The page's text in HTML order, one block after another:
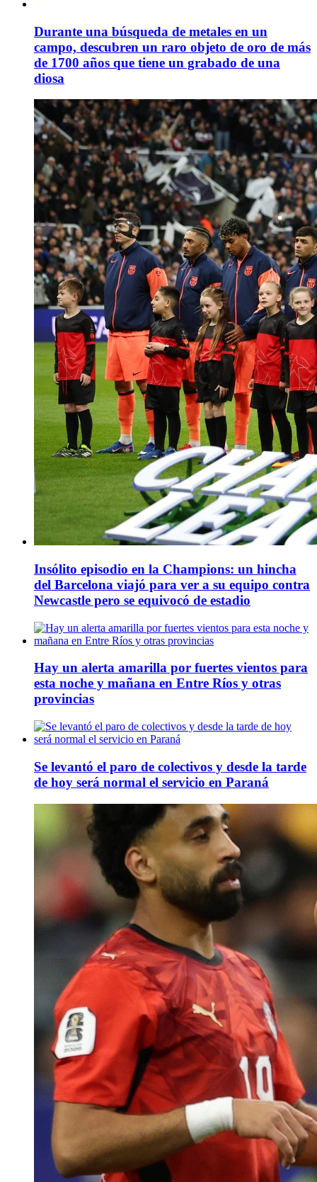
Durante una búsqueda de metales en un
campo, descubren un raro objeto de oro de más
de 1700 años que tiene un grabado de una
diosa
Insólito episodio en la Champions: un hincha
del Barcelona viajó para ver a su equipo contra
Newcastle pero se equivocó de estadio
Hay un alerta amarilla por fuertes vientos para
esta noche y mañana en Entre Ríos y otras
provincias
Se levantó el paro de colectivos y desde la tarde
de hoy será normal el servicio en Paraná